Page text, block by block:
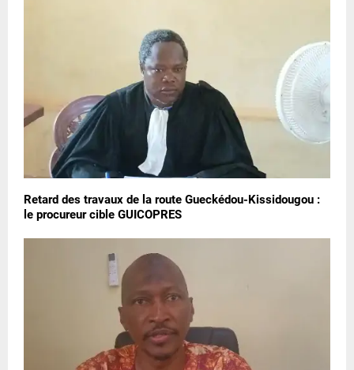
Retard des travaux de la route Gueckédou-Kissidougou :
le procureur cible GUICOPRES